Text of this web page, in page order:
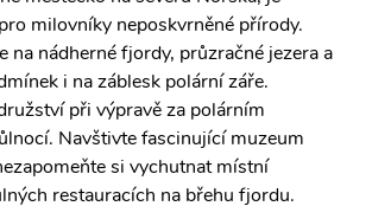
milovníky neposkvrněné přírody.
na nádherné fjordy, průzračné jezera a
i na záblesk polární záře.
při výpravě za polárním
Navštivte fascinující muzeum
si vychutnat místní
restauracích na břehu fjordu.